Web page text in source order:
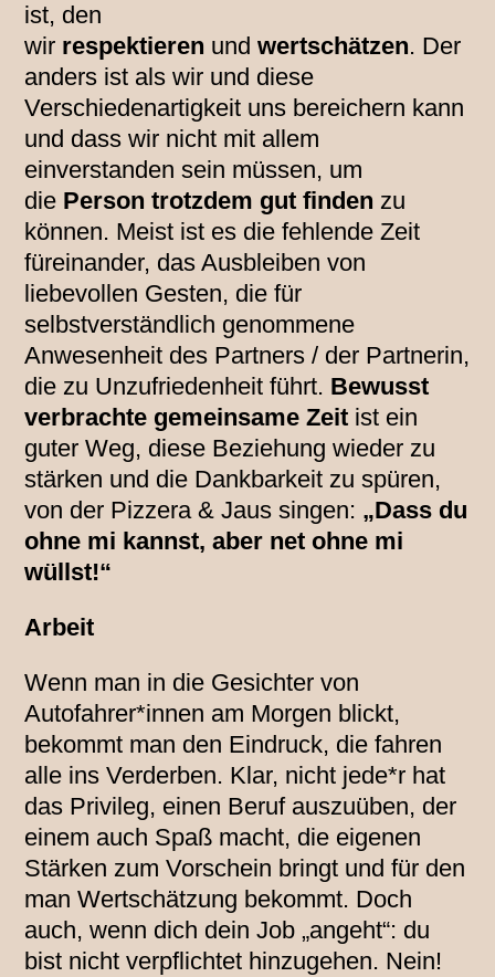
ist, den
wir respektieren undwertschätzen. Der
anders ist als wir und diese
Verschiedenartigkeit uns bereichern kann
und dass wir nicht mit allem
einverstanden sein müssen, um
die Person trotzdem gut finden zu
können. Meist ist es die fehlende Zeit
füreinander, das Ausbleiben von
liebevollen Gesten, die für
selbstverständlich genommene
Anwesenheit des Partners / der Partnerin,
die zu Unzufriedenheit führt. Bewusst
verbrachte gemeinsame Zeit ist ein
guter Weg, diese Beziehung wieder zu
stärken und die Dankbarkeit zu spüren,
von der Pizzera & Jaus singen: „Dass du
ohne mi kannst, aber net ohne mi
wüllst!“
Arbeit
Wenn man in die Gesichter von
Autofahrer*innen am Morgen blickt,
bekommt man den Eindruck, die fahren
alle ins Verderben. Klar, nicht jede*r hat
das Privileg, einen Beruf auszuüben, der
einem auch Spaß macht, die eigenen
Stärken zum Vorschein bringt und für den
man Wertschätzung bekommt. Doch
auch, wenn dich dein Job „angeht“: du
bist nicht verpflichtet hinzugehen. Nein!